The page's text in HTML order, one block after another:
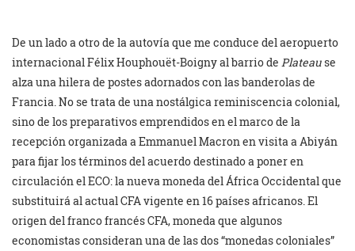
De un lado a otro de la autovía que me conduce del aeropuerto
internacional Félix Houphouët-Boigny al barrio de Plateause
alza una hilera de postes adornados con las banderolas de
Francia. No se trata de una nostálgica reminiscencia colonial,
sino de los preparativos emprendidos en el marco de la
recepción organizada a Emmanuel Macron en visita a Abiyán
para fijar los términos del acuerdo destinado a poner en
circulación el ECO: la nueva moneda del África Occidental que
substituirá al actual CFA vigente en 16 países africanos. El
origen del franco francés CFA, moneda que algunos
economistas consideran una de las dos “monedas coloniales”